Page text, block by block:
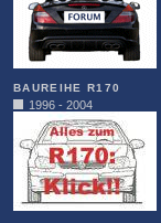
BAUREIHE R170
1996 - 2004